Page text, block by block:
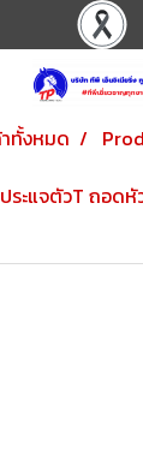
ทั้งหมด
ระแจตัวT ถอด